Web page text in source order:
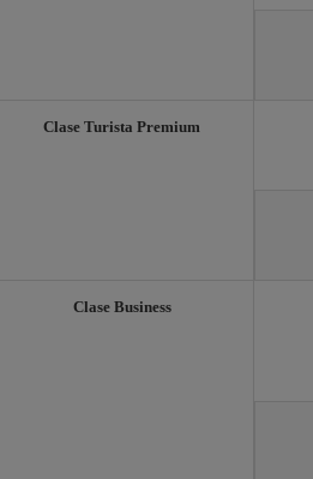
Clase Turista Premium
Clase Business